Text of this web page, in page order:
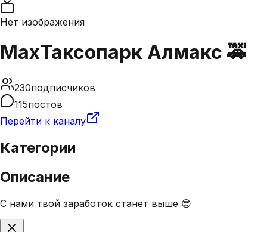
Нет изображения
MaxТаксопарк Алмакс 🚕
230подписчиков
115постов
Перейти к каналу
Категории
Описание
С нами твой заработок станет выше 😎